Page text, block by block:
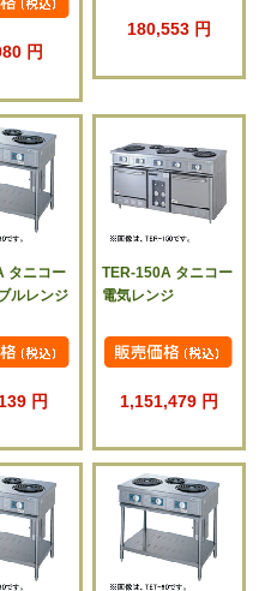
円
180,553 円
タニコー
ルレンジ
円
TER-150A タニコー
電気レンジ
1,151,479 円